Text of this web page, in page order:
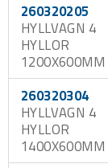
260320205
HYLLVAGN 4
HYLLOR
1200X600MM
260320304
HYLLVAGN 4
HYLLOR
1400X600MM